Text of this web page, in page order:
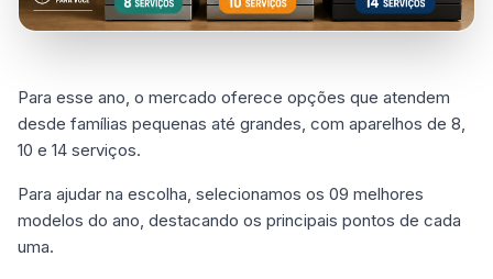
Para esse ano, o mercado oferece opções que atendem
desde famílias pequenas até grandes, com aparelhos de 8,
10 e 14 serviços.
Para ajudar na escolha, selecionamos os 09 melhores
modelos do ano, destacando os principais pontos de cada
uma.